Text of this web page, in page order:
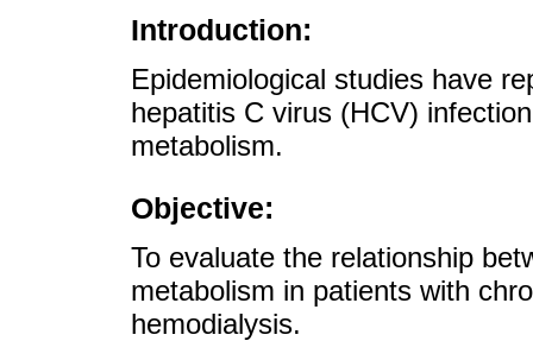
Introduction:
Epidemiological studies have
hepatitis C virus (HCV)
metabolism.
Objective:
To evaluate the relationship
metabolism in patients with
hemodialysis.